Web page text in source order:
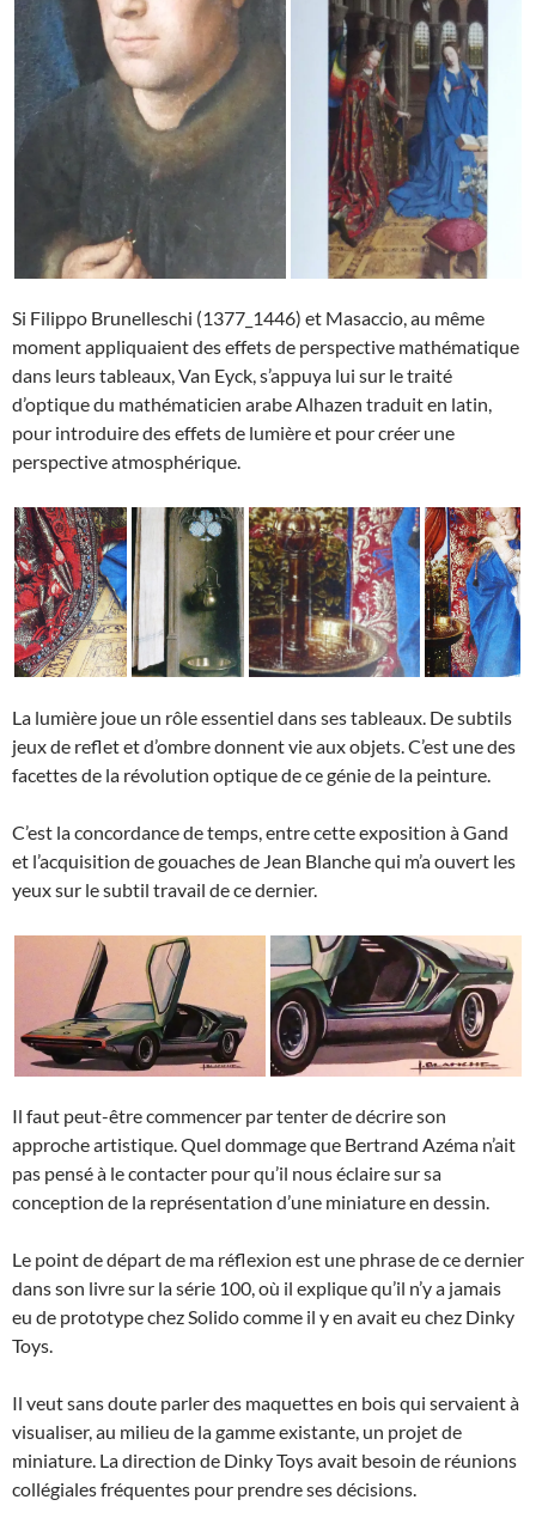
Si Filippo Brunelleschi (1377_1446) et Masaccio, au même
moment appliquaient des effets de perspective mathématique
dans leurs tableaux, Van Eyck, s’appuya lui sur le traité
d’optique du mathématicien arabe Alhazen traduit en latin,
pour introduire des effets de lumière et pour créer une
perspective atmosphérique.
La lumière joue un rôle essentiel dans ses tableaux. De subtils
jeux de reflet et d’ombre donnent vie aux objets. C’est une des
facettes de la révolution optique de ce génie de la peinture.
C’est la concordance de temps, entre cette exposition à Gand
et l’acquisition de gouaches de Jean Blanche qui m’a ouvert les
yeux sur le subtil travail de ce dernier.
Il faut peut-être commencer par tenter de décrire son
approche artistique. Quel dommage que Bertrand Azéma n’ait
pas pensé à le contacter pour qu’il nous éclaire sur sa
conception de la représentation d’une miniature en dessin.
Le point de départ de ma réflexion est une phrase de ce dernier
dans son livre sur la série 100, où il explique qu’il n’y a jamais
eu de prototype chez Solido comme il y en avait eu chez Dinky
Toys.
Il veut sans doute parler des maquettes en bois qui servaient à
visualiser, au milieu de la gamme existante, un projet de
miniature. La direction de Dinky Toys avait besoin de réunions
collégiales fréquentes pour prendre ses décisions.